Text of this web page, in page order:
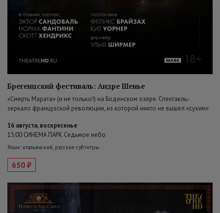
Брегенцский фестиваль: Андре Шенье
«Смерть Марата» (и не только!) на Боденском озере. Спектакль-
зеркало французской революции, из которой никто не вышел «сухим»
16 августа, воскресенье
15:00 СИНЕМА ПАРК Седьмое небо
Язык: итальянский, русские субтитры
650 ₽